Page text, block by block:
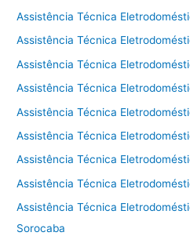
Assistência Técnica
Assistência Técnica
Assistência Técnica
Assistência Técnica
Assistência Técnica
Assistência Técnica
Assistência Técnica
Assistência Técnica
Assistência Técnica
Sorocaba